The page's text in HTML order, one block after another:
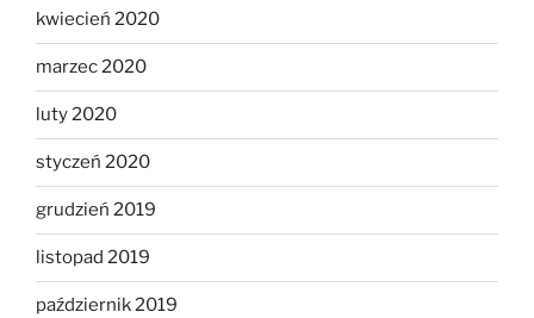
kwiecień 2020
marzec 2020
luty 2020
styczeń 2020
grudzień 2019
listopad 2019
październik 2019